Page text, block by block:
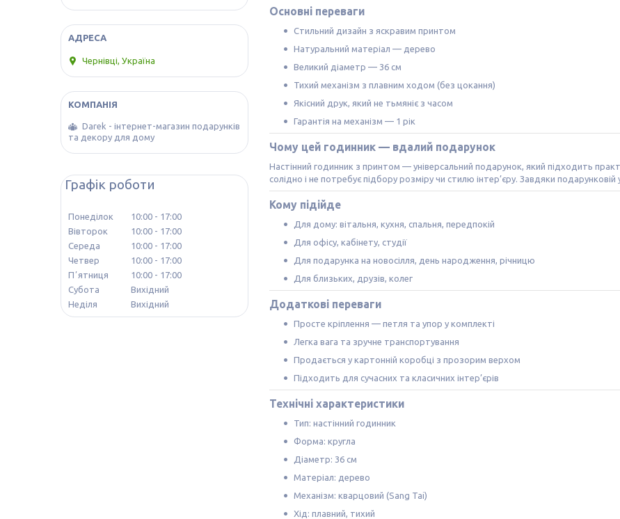
Основні переваги
Стильний дизайн з яскравим принтом
Натуральний матеріал — дерево
Великий діаметр — 36 см
Тихий механізм з плавним ходом (без цокання)
Якісний друк, який не тьмяніє з часом
Гарантія на механізм — 1 рік
Чому цей годинник — вдалий подарунок
Настінний годинник з принтом — універсальний подарунок, який підходить
солідно і не потребує підбору розміру чи стилю інтер’єру. Завдяки
Кому підійде
Для дому: вітальня, кухня, спальня, передпокій
Для офісу, кабінету, студії
Для подарунка на новосілля, день народження, річницю
Для близьких, друзів, колег
Додаткові переваги
Просте кріплення — петля та упор у комплекті
Легка вага та зручне транспортування
Продається у картонній коробці з прозорим верхом
Підходить для сучасних та класичних інтер’єрів
Технічні характеристики
Тип: настінний годинник
Форма: кругла
Діаметр: 36 см
Матеріал: дерево
Механізм: кварцовий (Sang Tai)
Хід: плавний, тихий
Чернівці, Україна
Darek - інтернет-магазин подарунків
та декору для дому
Графік роботи
Понеділок 10:00
17:00
Вівторок
10:00
17:00
Середа
10:00
17:00
Четвер
10:00
17:00
Пʼятниця
10:00
17:00
Субота
Вихідний
Неділя
Вихідний